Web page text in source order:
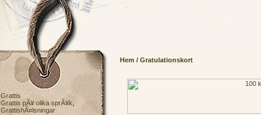
Hem / Gratulationskort
Grattis
Grattis pÃ¥ olika sprÃ¥k
GrattishÃ¤lsningar